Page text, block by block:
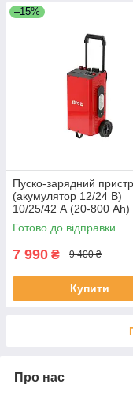
–15%
Пуско-зарядний
(акумулятор 12/24 В)
10/25/42 А (20-800 Аh)
електромережі 230 В
420А) Yato YT-83064
Готово до відправки
7 990 ₴ 9 400 ₴
Купити
Про нас